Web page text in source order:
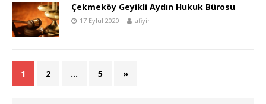
Çekmeköy Geyikli Aydın Hukuk Bürosu
17 Eylül 2020 afiyir
1 2 … 5 »